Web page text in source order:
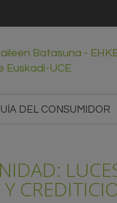
Batasuna -
Euskadi-UCE
DEL CONSUMIDOR